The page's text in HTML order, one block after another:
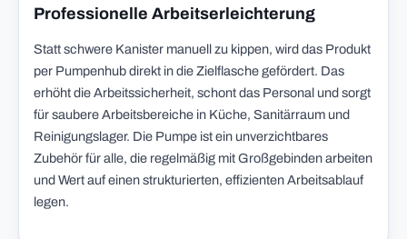
Professionelle Arbeitserleichterung
Statt schwere Kanister manuell zu kippen, wird das Produkt
per Pumpenhub direkt in die Zielflasche gefördert. Das
erhöht die Arbeitssicherheit, schont das Personal und sorgt
für saubere Arbeitsbereiche in Küche, Sanitärraum und
Reinigungslager. Die Pumpe ist ein unverzichtbares
Zubehör für alle, die regelmäßig mit Großgebinden arbeiten
und Wert auf einen strukturierten, effizienten Arbeitsablauf
legen.